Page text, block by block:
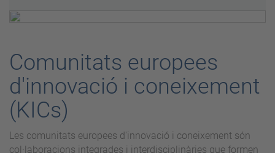
Comunitats europees
d'innovació i coneixement
(KICs)
Les comunitats europees d'innovació i coneixement són
col·laboracions integrades i interdisciplinàries que formen